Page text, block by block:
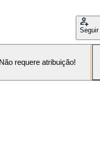
Seguir
requere atribuição!